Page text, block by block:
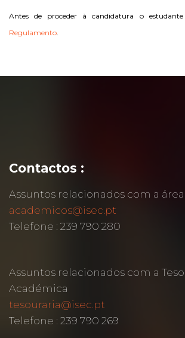
Antes de proceder à candidatura o
Regulamento.
Contactos :
Assuntos relacionados com a
academicos@isec.pt
Telefone : 239 790 280
Assuntos relacionados com a
Académica
tesouraria@isec.pt
Telefone : 239 790 269